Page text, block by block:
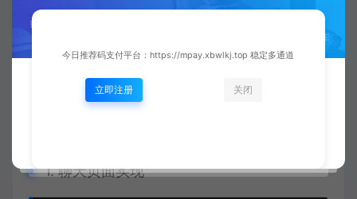
WebWorker：消息处理移出主线程
状态合并：批量更新已读状态
1. 聊天页面实现
今日推荐码支付平台：https://mpay.xbwlkj.top 稳定多通道
立即注册 关闭